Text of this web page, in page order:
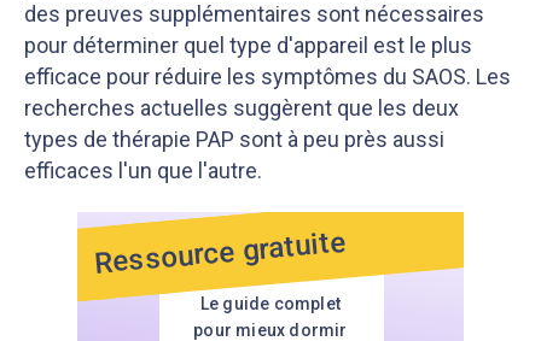
des preuves supplémentaires sont nécessaires
pour déterminer quel type d'appareil est le plus
efficace pour réduire les symptômes du SAOS. Les
recherches actuelles suggèrent que les deux
types de thérapie PAP sont à peu près aussi
efficaces l'un que l'autre.
Le guide complet
pour mieux dormir
Ressource gratuite